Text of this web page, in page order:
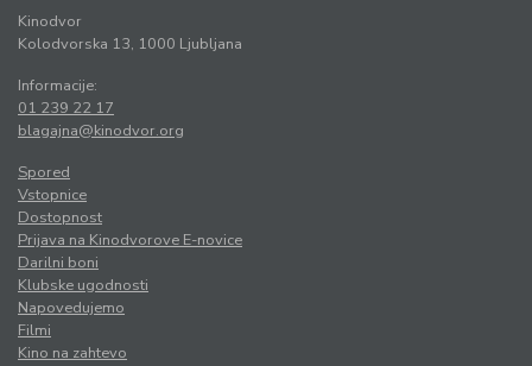
Kinodvor
Kolodvorska 13, 1000 Ljubljana
Informacije:
01 239 22 17
blagajna@kinodvor.org
Spored
Vstopnice
Dostopnost
Prijava na Kinodvorove E-novice
Darilni boni
Klubske ugodnosti
Napovedujemo
Filmi
Kino na zahtevo